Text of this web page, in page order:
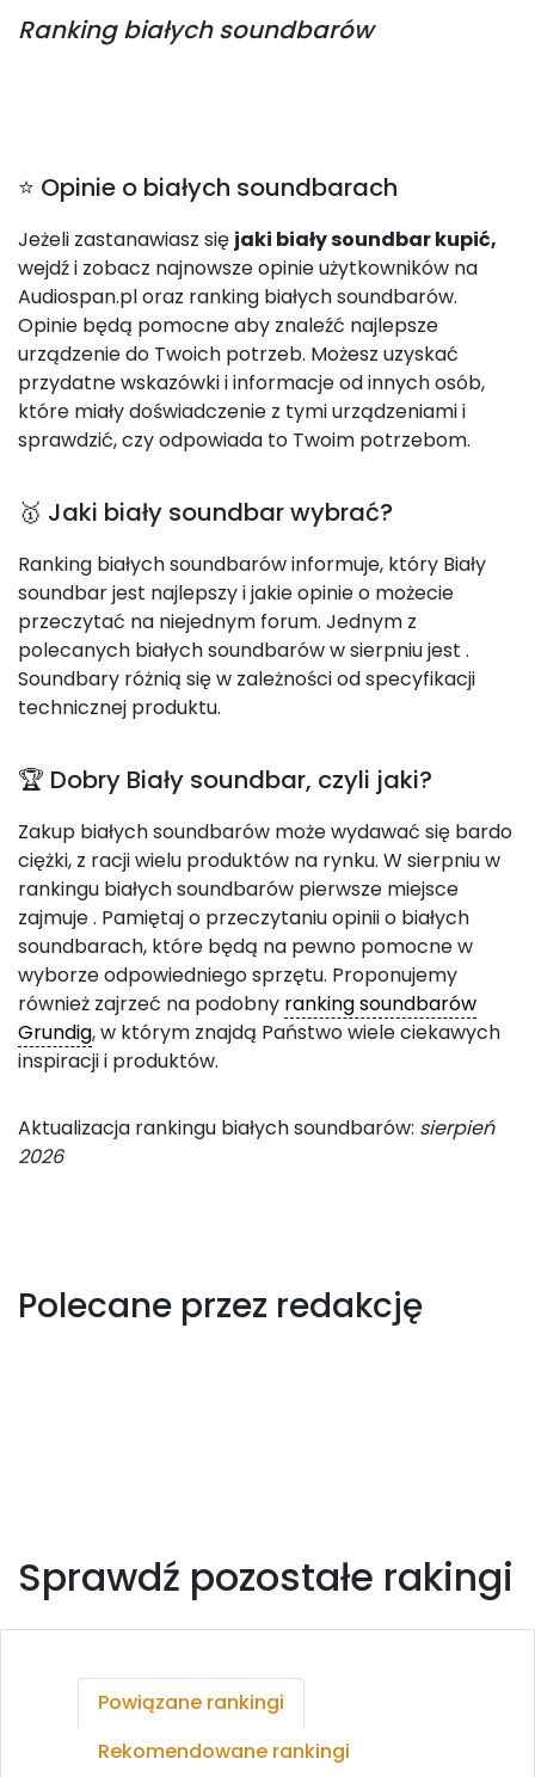
Rankingbiałych soundbarów
⭐ Opinie o białych soundbarach
Jeżeli zastanawiasz się jaki biały soundbar kupić,
wejdź i zobacz najnowsze opinie użytkowników na
Audiospan.pl oraz ranking białych soundbarów.
Opinie będą pomocne aby znaleźć najlepsze
urządzenie do Twoich potrzeb. Możesz uzyskać
przydatne wskazówki i informacje od innych osób,
które miały doświadczenie z tymi urządzeniami i
sprawdzić, czy odpowiada to Twoim potrzebom.
🥇 Jaki biały soundbar wybrać?
Ranking białych soundbarów informuje, który Biały
soundbar jest najlepszy i jakie opinie o możecie
przeczytać na niejednym forum. Jednym z
polecanych białych soundbarów w sierpniu jest .
Soundbary różnią się w zależności od specyfikacji
technicznej produktu.
🏆 Dobry Biały soundbar, czyli jaki?
Zakup białych soundbarów może wydawać się bardo
ciężki, z racji wielu produktów na rynku. W sierpniu w
rankingu białych soundbarów pierwsze miejsce
zajmuje. Pamiętaj o przeczytaniu opinii o białych
soundbarach, które będą na pewno pomocne w
wyborze odpowiedniego sprzętu. Proponujemy
również zajrzeć na podobny ranking soundbarów
Grundig, w którym znajdą Państwo wiele ciekawych
inspiracji i produktów.
Aktualizacja rankingu białych soundbarów: sierpień
2026
Polecane przez redakcję
Sprawdź pozostałe rakingi
Powiązane rankingi
Rekomendowane rankingi